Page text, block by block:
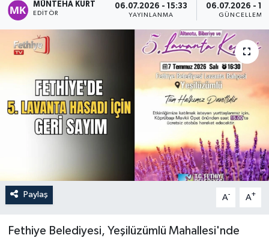
MÜNTEHA KURT
EDITÖR
06.07.2026 - 15:33
YAYINLANMA
06.07.2026 -
GÜNCELLEME
Paylaş A- A+
Fethiye Belediyesi, Yeşilüzümlü Mahallesi'nde